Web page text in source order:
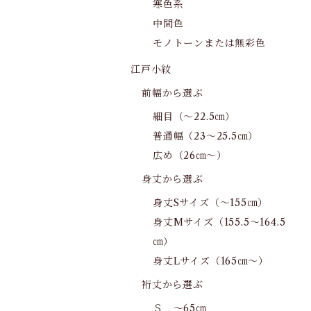
寒色系
中間色
モノトーンまたは無彩色
江戸小紋
前幅から選ぶ
細目（～22.5㎝）
普通幅（23～25.5㎝）
広め（26㎝～）
身丈から選ぶ
身丈Sサイズ（～155㎝）
身丈Mサイズ（155.5～164.5
㎝）
身丈Lサイズ（165㎝～）
裄丈から選ぶ
Ｓ ～65㎝